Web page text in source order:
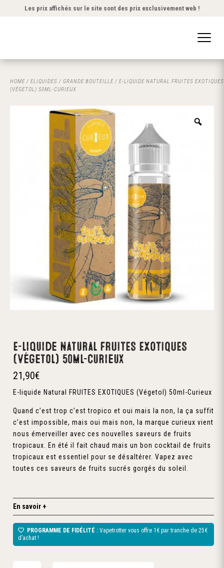
Les prix affichés sur le site sont des prix exclusivement web !
HOME / ELIQUIDES / GRANDE BOUTEILLE / E-LIQUIDE NATURAL FRUITES EXOTIQUES
(VÉGETOL) 50ML-CURIEUX
E-liquide Natural FRUITES EXOTIQUES
(Végetol) 50ml-Curieux
21,90€
E-liquide Natural FRUITES EXOTIQUES (Végetol) 50ml-Curieux
Quand c’est trop c’est tropico et oui mais la non, la ça suffit
c’est impossible, mais oui mais non, la marque curieux vient
nous émerveiller avec ces nouvelles saveurs de fruits
tropicaux. En été il fait chaud mais un bon cocktail de fruits
tropicaux est essentiel pour se désaltérer. Vapez avec
toutes ces saveurs de fruits sucrés gorgés du soleil.
En savoir +
PROGRAMME DE FIDÉLITÉ : Vapetrotter vous offre 1€ par tranche de 25€
d’achat !